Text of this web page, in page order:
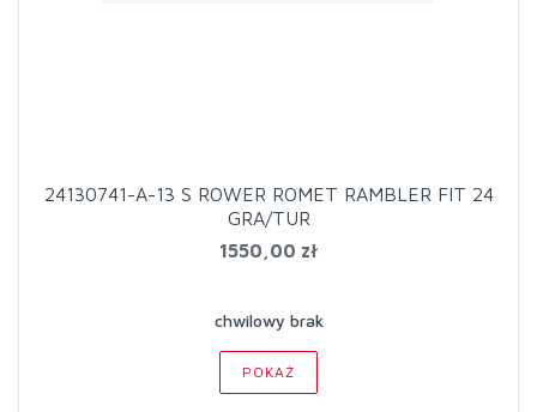
24130741-A-13 S ROWER ROMET RAMBLER FIT 24
GRA/TUR
1550,00 zł
chwilowy brak
POKAŻ